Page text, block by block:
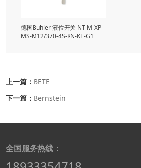
德国Buhler 液位开关 NT M-XP-
MS-M12/370-4S-KN-KT-G1
上一篇： BETE
下一篇： Bernstein
全国服务热线：